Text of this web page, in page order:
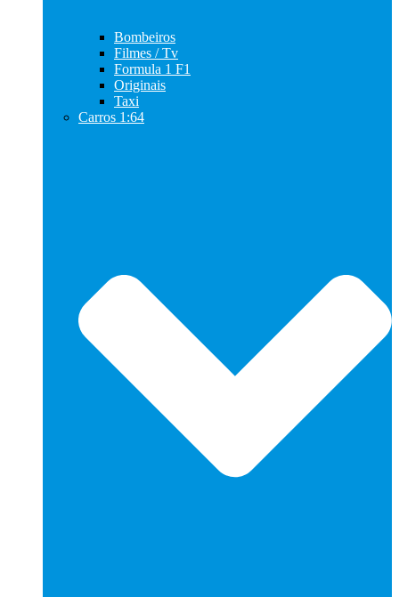
Bombeiros
Filmes / Tv
Formula 1 F1
Originais
Taxi
Carros 1:64